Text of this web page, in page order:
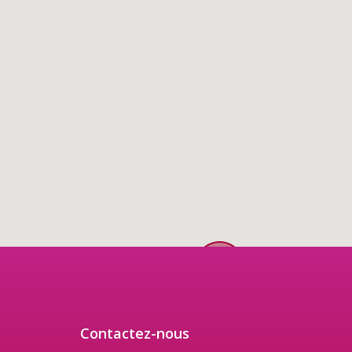
Contactez-nous